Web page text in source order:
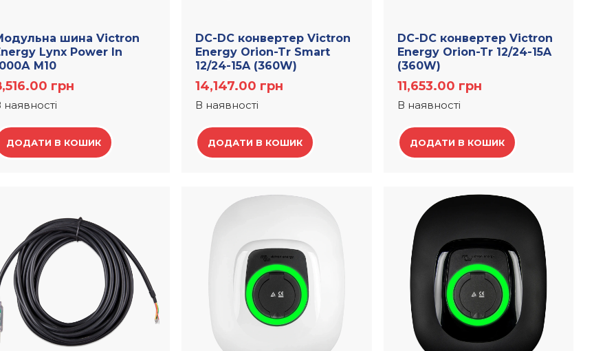
шина Victron
Lynx Power In
M10
грн
наявності
ДОДАТИ В КОШИК
DC-DC конвертер Victron
Energy Orion-Tr Smart
12/24-15A (360W)
14,147.00 грн
В наявності
ДОДАТИ В КОШИК
DC-DC конвертер Victron
Energy Orion-Tr 12/24-15A
(360W)
11,653.00 грн
В наявності
ДОДАТИ В КОШИК